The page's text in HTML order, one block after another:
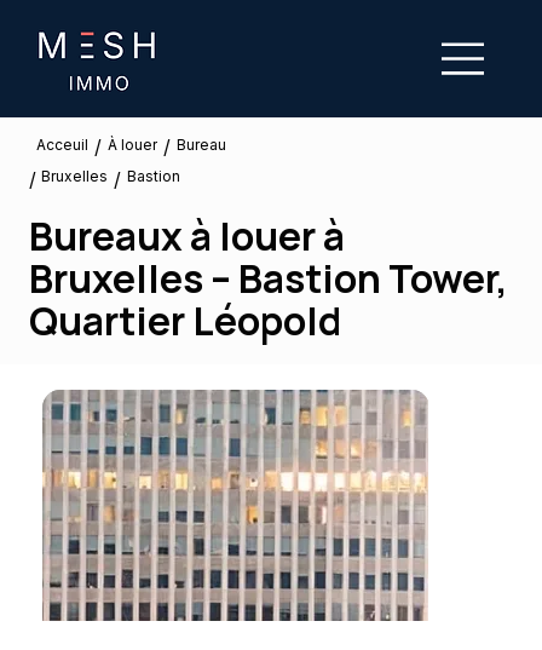
Acceuil / À louer / Bureau
/ Bruxelles / Bastion
Bureaux à louer à
Bruxelles – Bastion Tower,
Quartier Léopold